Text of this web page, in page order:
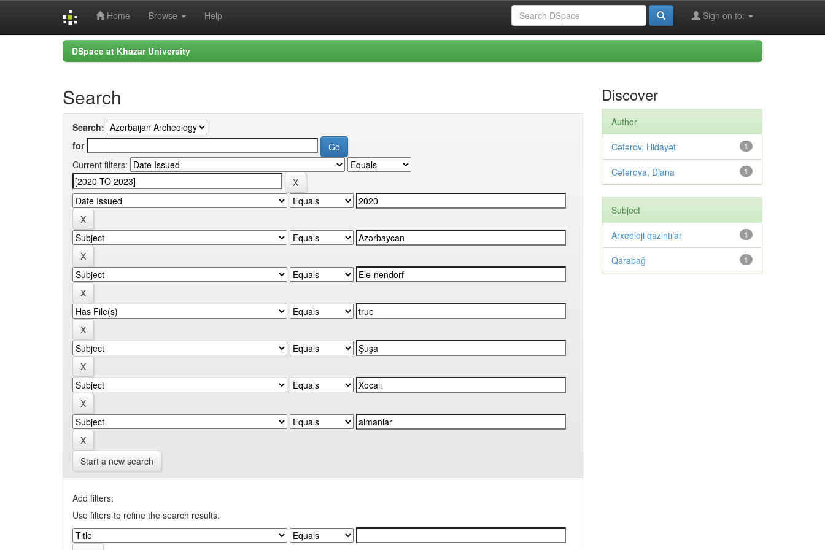
Home Browse Help Sign on to:
DSpace at Khazar University
Search
Search:
for
Current filters:
Start a new search
Add filters:
Use filters to refine the search results.
Discover
Author
1
Cəfərov, Hidayət
1
Cəfərova, Diana
Subject
1
Arxeoloji qazıntılar
1
Qarabağ